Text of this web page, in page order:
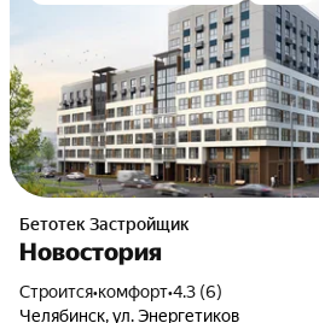
Бетотек Застройщик
Новостория
Строится•комфорт•4.3 (6)
Челябинск, ул. Энергетиков